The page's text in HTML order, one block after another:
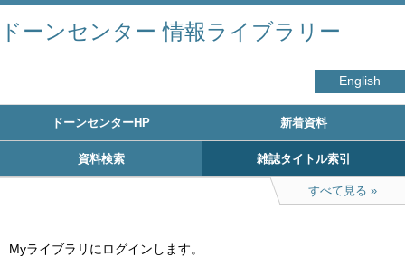
ドーンセンター 情報ライブラリー
English
ドーンセンターHP 新着資料
資料検索 雑誌タイトル索引
すべて見る
Myライブラリにログインします。